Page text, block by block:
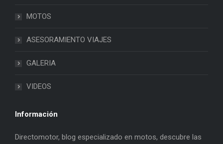
MOTOS
ASESORAMIENTO VIAJES
GALERIA
VIDEOS
Información
Directomotor, blog especializado en motos, descubre las